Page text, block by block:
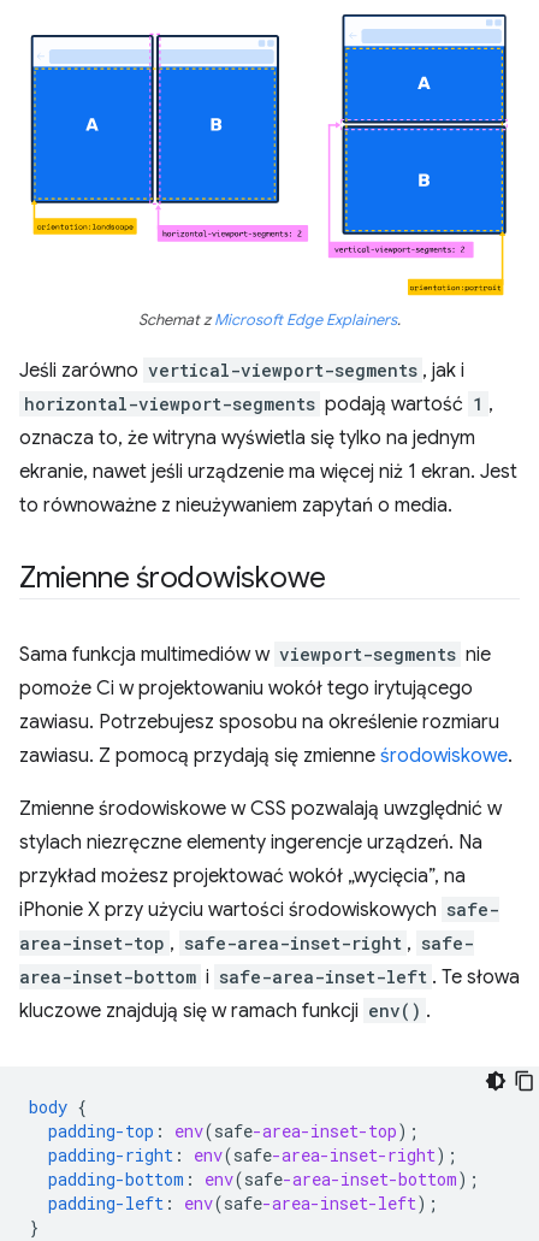
Schemat zMicrosoft Edge Explainers.
Jeśli zarówno vertical-viewport-segments , jak i
horizontal-viewport-segments podają wartość 1 ,
oznacza to, że witryna wyświetla się tylko na jednym
ekranie, nawet jeśli urządzenie ma więcej niż 1 ekran. Jest
to równoważne z nieużywaniem zapytań o media.
Zmienne środowiskowe
Sama funkcja multimediów w viewport-segments nie
pomoże Ci w projektowaniu wokół tego irytującego
zawiasu. Potrzebujesz sposobu na określenie rozmiaru
zawiasu. Z pomocą przydają się zmienne środowiskowe.
Zmienne środowiskowe w CSS pozwalają uwzględnić w
stylach niezręczne elementy ingerencje urządzeń. Na
przykład możesz projektować wokół „wycięcia”, na
iPhonie X przy użyciu wartości środowiskowych safe-
area-inset-top , safe-area-inset-right , safe-
area-inset-bottom i safe-area-inset-left . Te słowa
kluczowe znajdują się w ramach funkcji env() .
body {
padding-top : env(safe-area-inset-top);
padding-right : env(safe-area-inset-right);
padding-bottom : env(safe-area-inset-bottom);
padding-left : env(safe-area-inset-left);
}